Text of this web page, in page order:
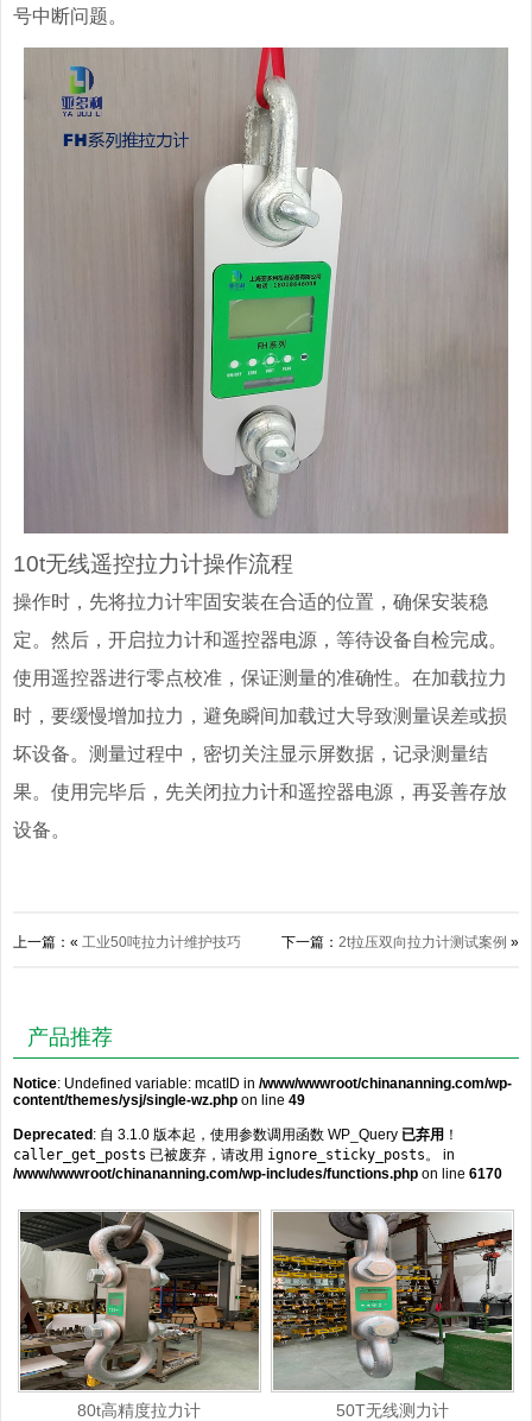
号中断问题。
10t无线遥控拉力计操作流程
操作时，先将拉力计牢固安装在合适的位置，确保安装稳
定。然后，开启拉力计和遥控器电源，等待设备自检完成。
使用遥控器进行零点校准，保证测量的准确性。在加载拉力
时，要缓慢增加拉力，避免瞬间加载过大导致测量误差或损
坏设备。测量过程中，密切关注显示屏数据，记录测量结
果。使用完毕后，先关闭拉力计和遥控器电源，再妥善存放
设备。
上一篇：« 工业50吨拉力计维护技巧 下一篇： 2t拉压双向拉力计测试案例 »
产品推荐
Notice: Undefined variable: mcatID in /www/wwwroot/chinananning.com/wp-
content/themes/ysj/single-wz.php on line 49
Deprecated: 自 3.1.0 版本起，使用参数调用函数 WP_Query 已弃用 ！
caller_get_posts 已被废弃，请改用 ignore_sticky_posts 。 in
/www/wwwroot/chinananning.com/wp-includes/functions.php on line 6170
80t高精度拉力计 50T无线测力计